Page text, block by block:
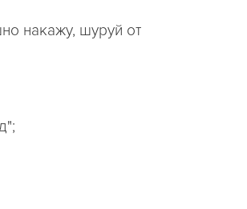
накажу, шуруй от